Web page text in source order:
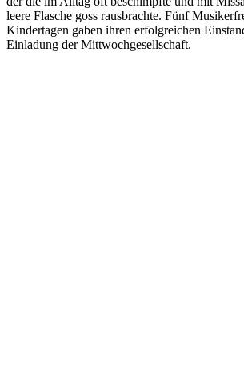
leere Flasche goss rausbrachte. Fünf
Kindertagen gaben ihren erfolgreichen
Einladung der Mittwochgesellschaft.